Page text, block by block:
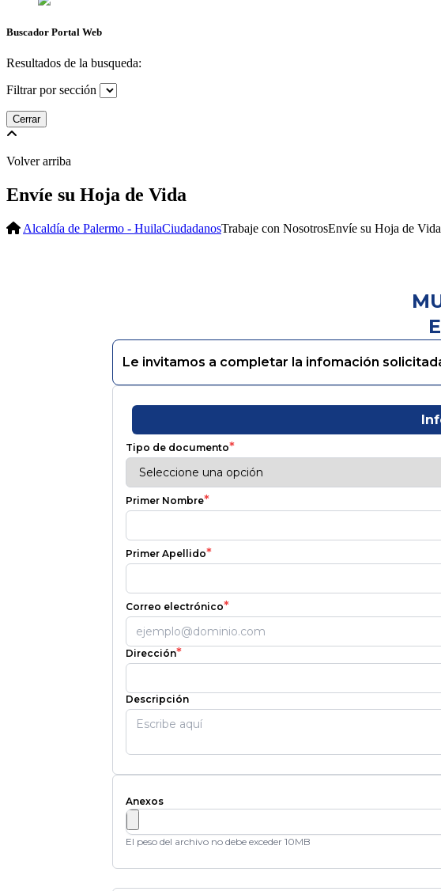
Buscador Portal Web
Resultados de la busqueda:
Filtrar por sección
Cerrar
Volver arriba
Envíe su Hoja de Vida
Alcaldía de Palermo - HuilaCiudadanosTrabaje con NosotrosEnvíe su Hoja de Vida